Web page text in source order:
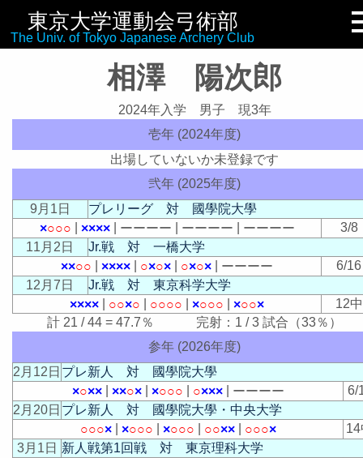
東京大学運動会弓術部
The Univ. of Tokyo Japanese Archery Club
リンク集
相澤 陽次郎
2024年入学 男子 現3年
壱年 (2024年度)
出場していないか未登録です
弐年 (2025年度)
9月1日
プレリーグ 対 國學院大學
×○○○ ××××| ーーーー ーーーー ーーーー
3/8
11月2日
Jr.戦 対 一橋大学
××○○ |×××× ○×○× ○×○× ーーーー
6/16
12月7日
Jr.戦 対 東京科学大学
×××× ○○×○ ○○○○ |×○○○ |×○○×
12中
計 21 / 44 = 47.7％ 完射：1 / 3 試合（33％）
参年 (2026年度)
2月12日 プレ新人 対 國學院大學
×○××| ××○×| ×○○○ ○×××| ーーーー
6/
2月20日 プレ新人 対 國學院大學・中央大学
○○○×| ×○○○ ×○○○ ○○××| ○○○×
3月1日 新人戦第1回戦 対 東京理科大学